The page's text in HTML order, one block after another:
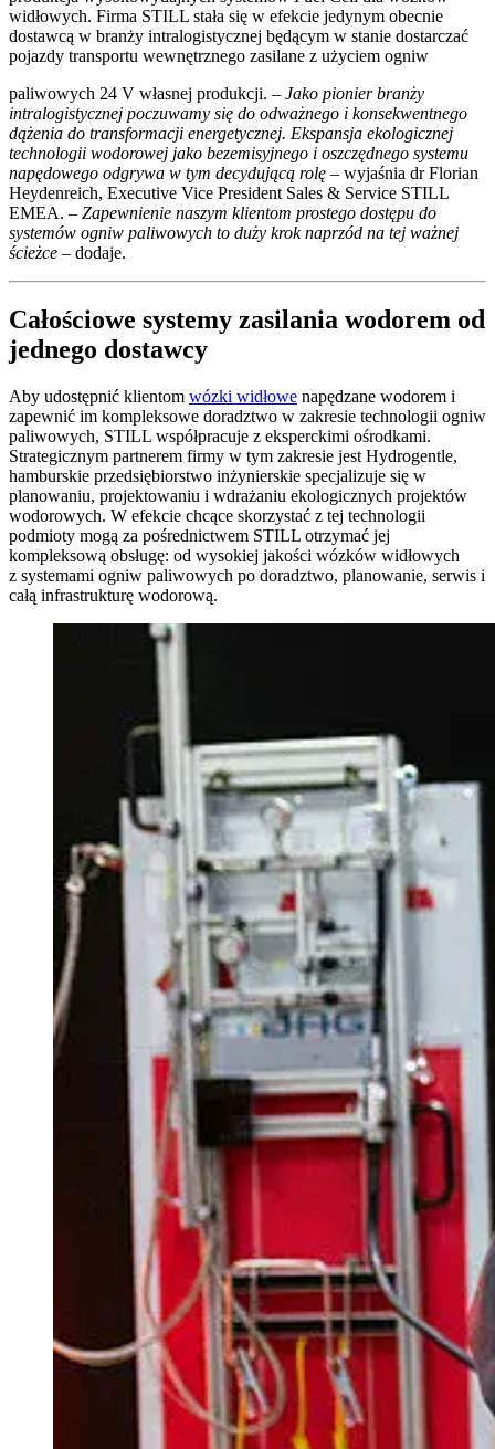
widłowych. Firma STILL stała się w efekcie jedynym obecnie
dostawcą w branży intralogistycznej będącym w stanie dostarczać
pojazdy transportu wewnętrznego zasilane z użyciem ogniw
paliwowych 24 V własnej produkcji. – Jako pionier branży
intralogistycznej poczuwamy się do odważnego i konsekwentnego
dążenia do transformacji energetycznej. Ekspansja ekologicznej
technologii wodorowej jako bezemisyjnego i oszczędnego systemu
napędowego odgrywa w tym decydującą rolę – wyjaśnia dr Florian
Heydenreich, Executive Vice President Sales & Service STILL
EMEA. – Zapewnienie naszym klientom prostego dostępu do
systemów ogniw paliwowych to duży krok naprzód na tej ważnej
ścieżce – dodaje.
Całościowe systemy zasilania wodorem od
jednego dostawcy
Aby udostępnić klientom wózki widłowe napędzane wodorem i
zapewnić im kompleksowe doradztwo w zakresie technologii ogniw
paliwowych, STILL współpracuje z eksperckimi ośrodkami.
Strategicznym partnerem firmy w tym zakresie jest Hydrogentle,
hamburskie przedsiębiorstwo inżynierskie specjalizuje się w
planowaniu, projektowaniu i wdrażaniu ekologicznych projektów
wodorowych. W efekcie chcące skorzystać z tej technologii
podmioty mogą za pośrednictwem STILL otrzymać jej
kompleksową obsługę: od wysokiej jakości wózków widłowych
z systemami ogniw paliwowych po doradztwo, planowanie, serwis i
całą infrastrukturę wodorową.